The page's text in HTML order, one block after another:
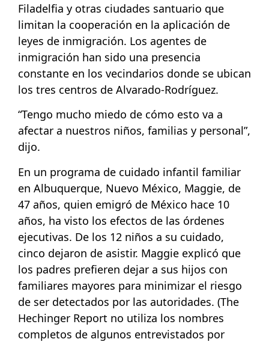
Filadelfia y otras ciudades santuario que
limitan la cooperación en la aplicación de
leyes de inmigración. Los agentes de
inmigración han sido una presencia
constante en los vecindarios donde se ubican
los tres centros de Alvarado-Rodríguez.
“Tengo mucho miedo de cómo esto va a
afectar a nuestros niños, familias y personal”,
dijo.
En un programa de cuidado infantil familiar
en Albuquerque, Nuevo México, Maggie, de
47 años, quien emigró de México hace 10
años, ha visto los efectos de las órdenes
ejecutivas. De los 12 niños a su cuidado,
cinco dejaron de asistir. Maggie explicó que
los padres prefieren dejar a sus hijos con
familiares mayores para minimizar el riesgo
de ser detectados por las autoridades. (The
Hechinger Report no utiliza los nombres
completos de algunos entrevistados por